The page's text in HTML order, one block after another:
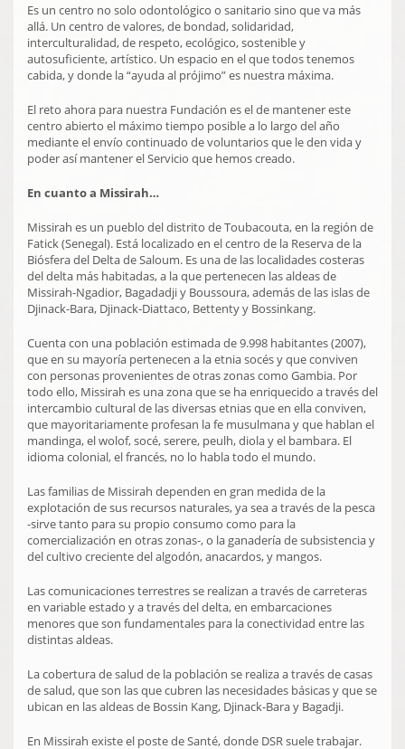
Es un centro no solo odontológico o sanitario sino que va más
allá. Un centro de valores, de bondad, solidaridad,
interculturalidad, de respeto, ecológico, sostenible y
autosuficiente, artístico. Un espacio en el que todos tenemos
cabida, y donde la “ayuda al prójimo” es nuestra máxima.
El reto ahora para nuestra Fundación es el de mantener este
centro abierto el máximo tiempo posible a lo largo del año
mediante el envío continuado de voluntarios que le den vida y
poder así mantener el Servicio que hemos creado.
En cuanto a Missirah…
Missirah es un pueblo del distrito de Toubacouta, en la región de
Fatick (Senegal). Está localizado en el centro de la Reserva de la
Biósfera del Delta de Saloum. Es una de las localidades costeras
del delta más habitadas, a la que pertenecen las aldeas de
Missirah-Ngadior, Bagadadji y Boussoura, además de las islas de
Djinack-Bara, Djinack-Diattaco, Bettenty y Bossinkang.
Cuenta con una población estimada de 9.998 habitantes (2007),
que en su mayoría pertenecen a la etnia socés y que conviven
con personas provenientes de otras zonas como Gambia. Por
todo ello, Missirah es una zona que se ha enriquecido a través del
intercambio cultural de las diversas etnias que en ella conviven,
que mayoritariamente profesan la fe musulmana y que hablan el
mandinga, el wolof, socé, serere, peulh, diola y el bambara. El
idioma colonial, el francés, no lo habla todo el mundo.
Las familias de Missirah dependen en gran medida de la
explotación de sus recursos naturales, ya sea a través de la pesca
-sirve tanto para su propio consumo como para la
comercialización en otras zonas-, o la ganadería de subsistencia y
del cultivo creciente del algodón, anacardos, y mangos.
Las comunicaciones terrestres se realizan a través de carreteras
en variable estado y a través del delta, en embarcaciones
menores que son fundamentales para la conectividad entre las
distintas aldeas.
La cobertura de salud de la población se realiza a través de casas
de salud, que son las que cubren las necesidades básicas y que se
ubican en las aldeas de Bossin Kang, Djinack-Bara y Bagadji.
En Missirah existe el poste de Santé, donde DSR suele trabajar.